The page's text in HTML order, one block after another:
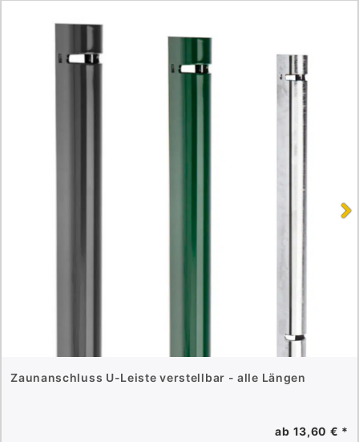
Zaunanschluss U-Leiste verstellbar - alle Längen
ab 13,60 € *